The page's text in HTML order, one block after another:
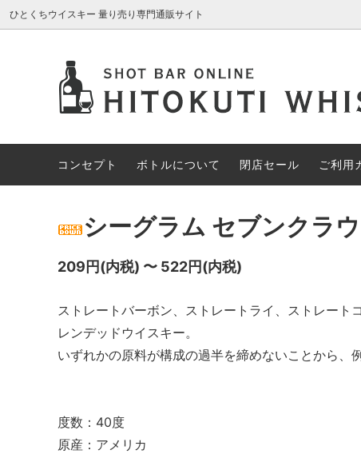
ひとくちウイスキー 量り売り専門通販サイト
その他の酒類 スペシ
コンセプト ボトルについて 閉店セール ご利用
シーグラム セブンクラ
209円(内税) 〜 522円(内税)
ストレートバーボン、ストレートライ、ストレー
レンデッドウイスキー。
いずれかの原料が構成の過半を締めないことから、
度数：40度
原産：アメリカ